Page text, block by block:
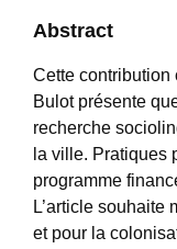
Abstract
Cette contribution
Bulot présente
recherche
la ville. Pratiques
programme
L’article souhaite
et pour la